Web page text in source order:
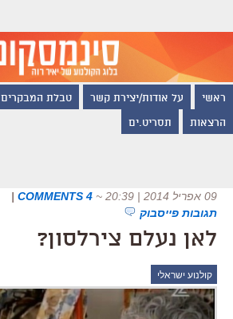
ראשי על אודות/יצירת קשר טבלת המבקרים
הרצאות תסריט.ים
09 אפריל 2014 | 20:39 ~
4 COMMENTS
|
תגובות פייסבוק
לאן נעלם צירלסון?
קולנוע ישראלי